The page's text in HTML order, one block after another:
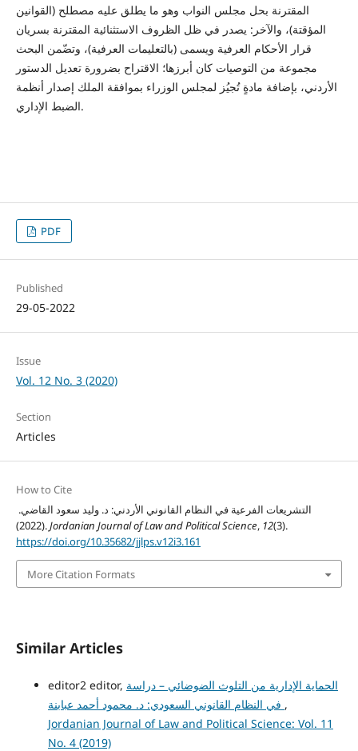
المقترنة بحل مجلس النواب وهو ما يطلق عليه مصطلح (القوانين
المؤقتة)، والآخر: يصدر في ظل الظروف الاستثنائية المقترنة بسريان
قرار الأحكام العرفية ويسمى (بالتعليمات العرفية)، وتضّمن البحث
مجموعة من التوصيات كان أبرزها؛ الاقتراح بضرورة تعديل الدستور
الأردني، بإضافة مادةٍ تُجيُز لمجلس الوزراء بموافقة الملك إصدار أنظمة
الضبط الإداري.
PDF
Published
29-05-2022
Issue
Vol. 12 No. 3 (2020)
Section
Articles
How to Cite
(2022).Jordanian Journal of Law and Political Science, 12(3).
https://doi.org/10.35682/jjlps.v12i3.161
More Citation Formats
Similar Articles
editor2 editor, الحماية الإدارية من التلوث الضوضائي – دراسة
,
Jordanian Journal of Law and Political Science: Vol. 11
No. 4 (2019)